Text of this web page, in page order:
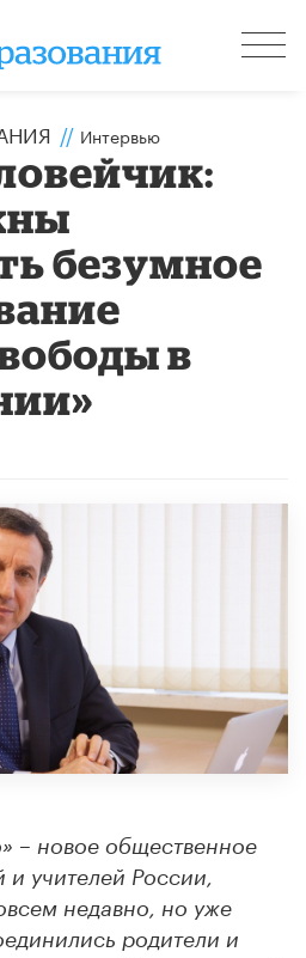
// Интервью
безумное
в
– новое общественное
и учителей России,
недавно, но уже
родители и